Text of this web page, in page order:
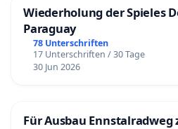
Wiederholung der Spieles
Paraguay
78 Unterschriften
17 Unterschriften / 30 Tage
30 Jun 2026
Für Ausbau